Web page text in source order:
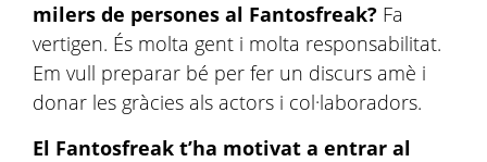
milers de persones al Fantosfreak? Fa
vertigen. És molta gent i molta responsabilitat.
Em vull preparar bé per fer un discurs amè i
donar les gràcies als actors i col·laboradors.
El Fantosfreak t’ha motivat a entrar al